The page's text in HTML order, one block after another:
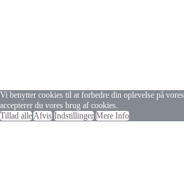
Vi benytter cookies til at forbedre din oplevelse på
accepterer du vores brug af cookies.
Tillad alleAfvis Indstillinger Mere Info